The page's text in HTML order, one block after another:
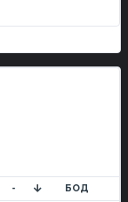
- БОД